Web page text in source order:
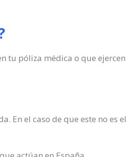
tu póliza médica o que ejercen
En el caso de que este no es el